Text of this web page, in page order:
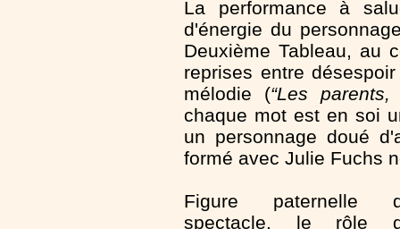
La performance à
d'énergie du
Deuxième Tableau, au
reprises entre
mélodie (“Les
chaque mot est en soi
un personnage doué
formé avec Julie Fuchs
Figure paternelle
spectacle, le rôle